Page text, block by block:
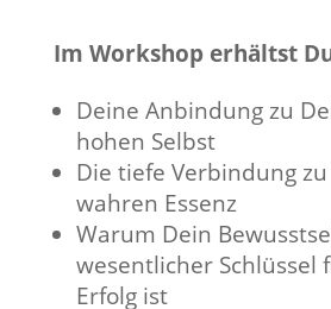
Im Workshop erhältst
Deine Anbindung zu
hohen Selbst
Die tiefe Verbindung
wahren Essenz
Warum Dein
wesentlicher Schlüssel
Erfolg ist